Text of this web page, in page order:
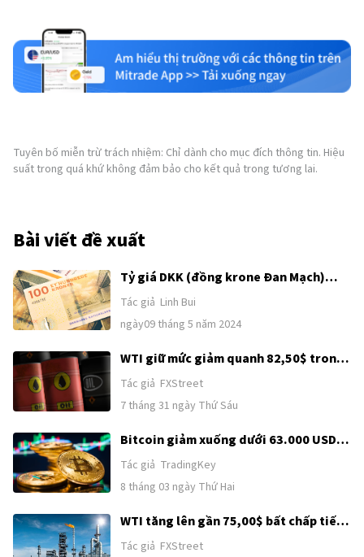
Tuyên bố miễn trừ trách nhiệm: Chỉ dành cho mục đích thông tin. Hiệu
suất trong quá khứ không đảm bảo cho kết quả trong tương lai.
Bài viết đề xuất
Tỷ giá DKK (đồng krone Đan Mạch)
biến động như thế nào?Những điều cần
biết và cách đầu tư DKK
Tác giả Linh Bui
ngày09 tháng 5 năm 2024
WTI giữ mức giảm quanh 82,50$ trong
bối cảnh hy vọng ngoại giao Mỹ-Iran
được khơi lại
Tác giả FXStreet
7 tháng 31 ngày Thứ Sáu
Bitcoin giảm xuống dưới 63.000 USD;
liệu đàm phán Mỹ-Iran có thể đảo
ngược xu hướng giảm?
Tác giả TradingKey
8 tháng 03 ngày Thứ Hai
WTI tăng lên gần 75,00$ bất chấp tiến
triển ngoại giao ở Trung Đông
Tác giả FXStreet